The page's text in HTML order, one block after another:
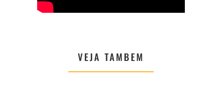
VEJA TAMBEM